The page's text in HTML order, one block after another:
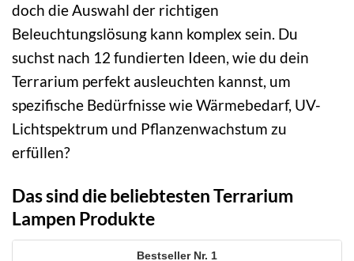
doch die Auswahl der richtigen
Beleuchtungslösung kann komplex sein. Du
suchst nach 12 fundierten Ideen, wie du dein
Terrarium perfekt ausleuchten kannst, um
spezifische Bedürfnisse wie Wärmebedarf, UV-
Lichtspektrum und Pflanzenwachstum zu
erfüllen?
Das sind die beliebtesten Terrarium
Lampen Produkte
1